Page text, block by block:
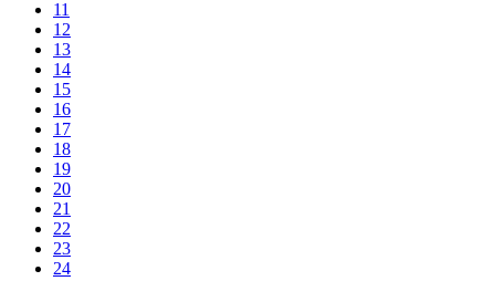
11
12
13
14
15
16
17
18
19
20
21
22
23
24